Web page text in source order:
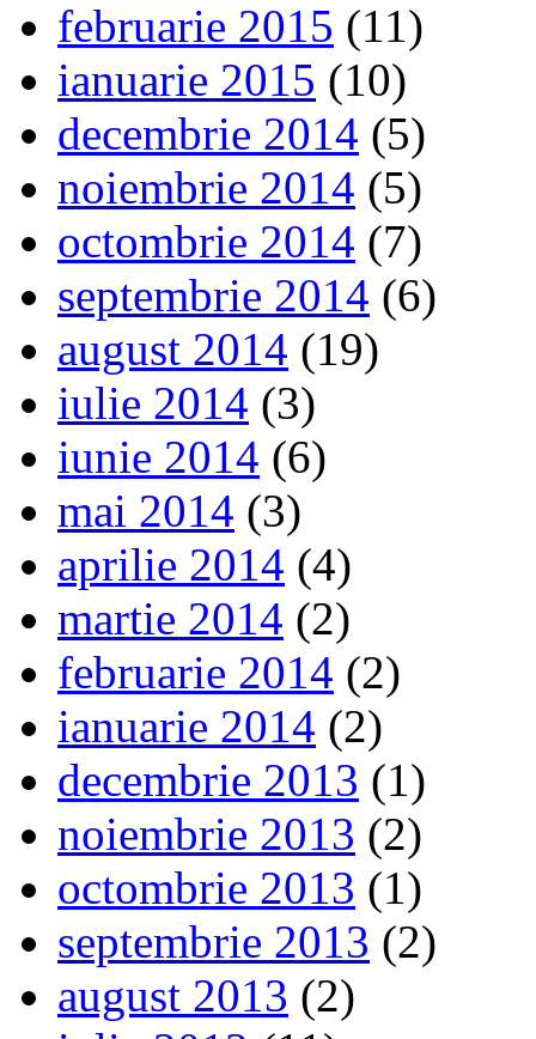
februarie 2015 (11)
ianuarie 2015 (10)
decembrie 2014 (5)
noiembrie 2014 (5)
octombrie 2014 (7)
septembrie 2014 (6)
august 2014 (19)
iulie 2014 (3)
iunie 2014 (6)
mai 2014 (3)
aprilie 2014 (4)
martie 2014 (2)
februarie 2014 (2)
ianuarie 2014 (2)
decembrie 2013 (1)
noiembrie 2013 (2)
octombrie 2013 (1)
septembrie 2013 (2)
august 2013 (2)